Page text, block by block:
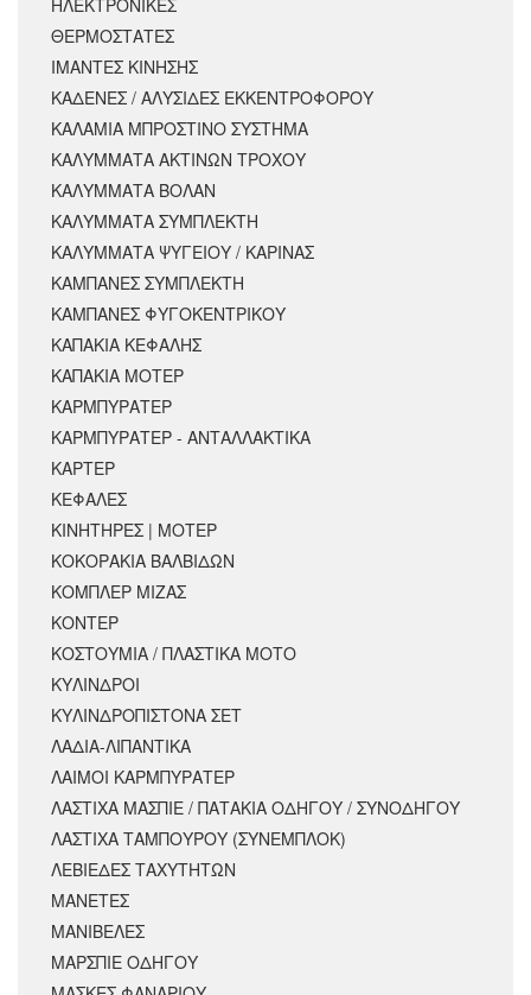
ΘΕΡΜΟΣΤΑΤΕΣ
ΙΜΑΝΤΕΣ ΚΙΝΗΣΗΣ
ΚΑΔΕΝΕΣ / ΑΛΥΣΙΔΕΣ ΕΚΚΕΝΤΡΟΦΟΡΟΥ
ΚΑΛΑΜΙΑ ΜΠΡΟΣΤΙΝΟ ΣΥΣΤΗΜΑ
ΚΑΛΥΜΜΑΤΑ ΑΚΤΙΝΩΝ ΤΡΟΧΟΥ
ΚΑΛΥΜΜΑΤΑ ΒΟΛΑΝ
ΚΑΛΥΜΜΑΤΑ ΣΥΜΠΛΕΚΤΗ
ΚΑΛΥΜΜΑΤΑ ΨΥΓΕΙΟΥ / ΚΑΡΙΝΑΣ
ΚΑΜΠΑΝΕΣ ΣΥΜΠΛΕΚΤΗ
ΚΑΜΠΑΝΕΣ ΦΥΓΟΚΕΝΤΡΙΚΟΥ
ΚΑΠΑΚΙΑ ΚΕΦΑΛΗΣ
ΚΑΠΑΚΙΑ ΜΟΤΕΡ
ΚΑΡΜΠΥΡΑΤΕΡ
ΚΑΡΜΠΥΡΑΤΕΡ - ΑΝΤΑΛΛΑΚΤΙΚΑ
ΚΑΡΤΕΡ
ΚΕΦΑΛΕΣ
ΚΙΝΗΤΗΡΕΣ | ΜΟΤΕΡ
ΚΟΚΟΡΑΚΙΑ ΒΑΛΒΙΔΩΝ
ΚΟΜΠΛΕΡ ΜΙΖΑΣ
ΚΟΝΤΕΡ
ΚΟΣΤΟΥΜΙΑ / ΠΛΑΣΤΙΚΑ ΜΟΤΟ
ΚΥΛΙΝΔΡΟΙ
ΚΥΛΙΝΔΡΟΠΙΣΤΟΝΑ ΣΕΤ
ΛΑΔΙΑ-ΛΙΠΑΝΤΙΚΑ
ΛΑΙΜΟΙ ΚΑΡΜΠΥΡΑΤΕΡ
ΛΑΣΤΙΧΑ ΜΑΣΠΙΕ / ΠΑΤΑΚΙΑ ΟΔΗΓΟΥ / ΣΥΝΟΔΗΓΟΥ
ΛΑΣΤΙΧΑ ΤΑΜΠΟΥΡΟΥ (ΣΥΝΕΜΠΛΟΚ)
ΛΕΒΙΕΔΕΣ ΤΑΧΥΤΗΤΩΝ
ΜΑΝΕΤΕΣ
ΜΑΝΙΒΕΛΕΣ
ΜΑΡΣΠΙΕ ΟΔΗΓΟΥ